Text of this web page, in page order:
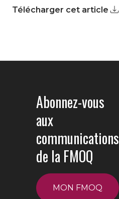
Télécharger cet article
Abonnez-vous
aux
communications
de la FMOQ
MON FMOQ